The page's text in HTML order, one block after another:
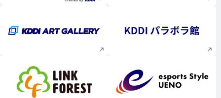
新規ウィンドウで開く 新規ウィンドウで
新規ウィンドウで開く 新規ウィンドウで